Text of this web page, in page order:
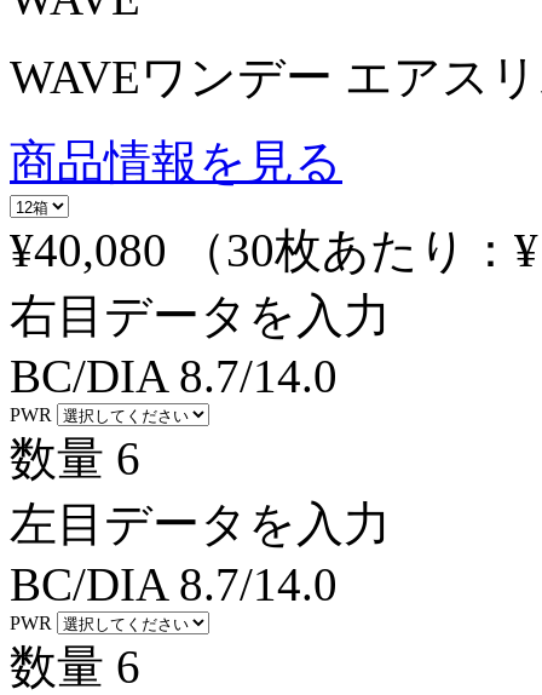
WAVEワンデー エアス
商品情報を見る
¥40,080
（30枚あたり：
右目データを入力
BC/DIA 8.7/14.0
PWR
数量 6
左目データを入力
BC/DIA 8.7/14.0
PWR
数量 6